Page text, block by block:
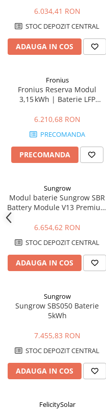
Pulsar Touch
Smart SHELLY
Surse de iluminat
LED
Conventionale
Halogen
Lampa de birou/veioza
Lustra/pendul dulie
Lustra/pendul LED
Plafoniera LED
Aplica dulie
Aplica LED
Corpuri solare decorative
Instalatii sarbatori
Lanterne
Stalpi retele electrice
Scule de mana si unelte
Sisteme de incalzire
Automatizari
6.034,41 RON
STOC DEPOZIT CENTRAL
ADAUGA IN COS
Fronius
Fronius Reserva Modul
3,15 kWh | Baterie LFP
6.210,68 RON
PRECOMANDA
PRECOMANDA
Sungrow
Modul baterie Sungrow SBR
Battery Module V13 Premium
6.654,62 RON
STOC DEPOZIT CENTRAL
ADAUGA IN COS
Sungrow
Sungrow SBS050 Baterie
5kWh
7.455,83 RON
STOC DEPOZIT CENTRAL
ADAUGA IN COS
FelicitySolar